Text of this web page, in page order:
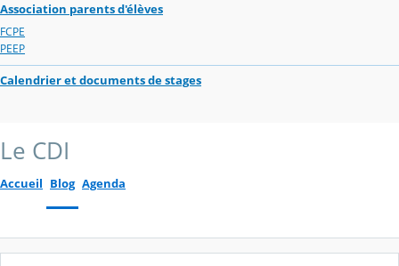
Association parents d'élèves
FCPE
PEEP
Calendrier et documents de stages
Le CDI
Accueil Blog Agenda